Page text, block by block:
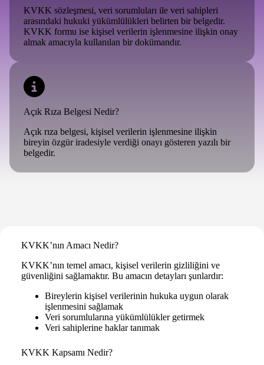
KVKK sözleşmesi, veri sorumluları ile veri sahipleri
arasındaki hukuki yükümlülükleri belirten bir belgedir.
KVKK formu ise kişisel verilerin işlenmesine ilişkin onay
almak amacıyla kullanılan bir dokümandır.
Açık Rıza Belgesi Nedir?
Açık rıza belgesi, kişisel verilerin işlenmesine ilişkin
bireyin özgür iradesiyle verdiği onayı gösteren yazılı bir
belgedir.
KVKK’nın Amacı Nedir?
KVKK’nın temel amacı, kişisel verilerin gizliliğini ve
güvenliğini sağlamaktır. Bu amacın detayları şunlardır:
Bireylerin kişisel verilerinin hukuka uygun olarak
işlenmesini sağlamak
Veri sorumlularına yükümlülükler getirmek
Veri sahiplerine haklar tanımak
KVKK Kapsamı Nedir?